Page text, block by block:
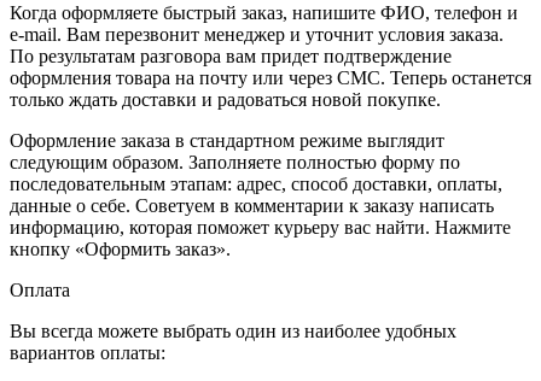
Когда оформляете быстрый заказ, напишите ФИО, телефон и
e-mail. Вам перезвонит менеджер и уточнит условия заказа.
По результатам разговора вам придет подтверждение
оформления товара на почту или через СМС. Теперь останется
только ждать доставки и радоваться новой покупке.
Оформление заказа в стандартном режиме выглядит
следующим образом. Заполняете полностью форму по
последовательным этапам: адрес, способ доставки, оплаты,
данные о себе. Советуем в комментарии к заказу написать
информацию, которая поможет курьеру вас найти. Нажмите
кнопку «Оформить заказ».
Оплата
Вы всегда можете выбрать один из наиболее удобных
вариантов оплаты: